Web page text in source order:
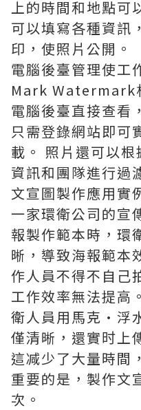
上的時間和地點可
可以填寫各種資訊
印，使照片公開。
電腦後臺管理使工
Mark Watermark
電腦後臺直接查看
只需登錄網站即可
載。 照片還可以
資訊和團隊進行過
文宣圖製作應用實
一家環衛公司的宣
報製作範本時，環
晰，導致海報範本
作人員不得不自己
工作效率無法提高
衛人員用馬克·浮
僅清晰，還實时上
這减少了大量時間
重要的是，製作文
次。